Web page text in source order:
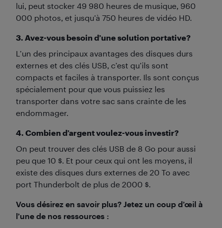
lui, peut stocker 49 980 heures de musique, 960
000 photos, et jusqu’à 750 heures de vidéo HD.
3. Avez-vous besoin d’une solution portative?
L’un des principaux avantages des disques durs
externes et des clés USB, c’est qu’ils sont
compacts et faciles à transporter. Ils sont conçus
spécialement pour que vous puissiez les
transporter dans votre sac sans crainte de les
endommager.
4. Combien d’argent voulez-vous investir?
On peut trouver des clés USB de 8 Go pour aussi
peu que 10 $. Et pour ceux qui ont les moyens, il
existe des disques durs externes de 20 To avec
port Thunderbolt de plus de 2000 $.
Vous désirez en savoir plus? Jetez un coup d’œil à
l’une de nos ressources :